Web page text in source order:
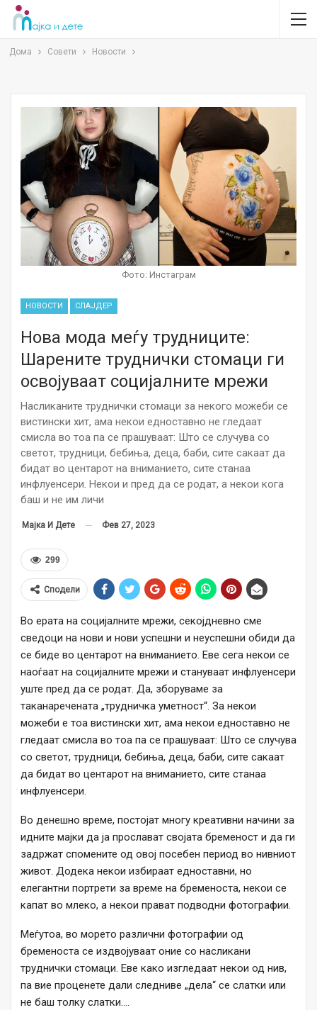
Дома Совети Новости
Фото: Инстаграм
НОВОСТИ СЛАЈДЕР
Нова мода меѓу трудниците:
Шарените труднички стомаци ги
освојуваат социјалните мрежи
Насликаните труднички стомаци за некого можеби се
вистински хит, ама некои едноставно не гледаат
смисла во тоа па се прашуваат: Што се случува со
светот, трудници, бебиња, деца, баби, сите сакаат да
бидат во центарот на вниманието, сите станаа
инфлуенсери. Некои и пред да се родат, а некои кога
баш и не им личи
Мајка И Дете Фев 27, 2023
299
Сподели
Во ерата на социјалните мрежи, секојдневно сме
сведоци на нови и нови успешни и неуспешни обиди да
се биде во центарот на вниманието. Еве сега некои се
наоѓаат на социјалните мрежи и стануваат инфлуенсери
уште пред да се родат. Да, зборуваме за
таканаречената „трудничка уметност“. За некои
можеби е тоа вистински хит, ама некои едноставно не
гледаат смисла во тоа па се прашуваат: Што се случува
со светот, трудници, бебиња, деца, баби, сите сакаат
да бидат во центарот на вниманието, сите станаа
инфлуенсери.
Во денешно време, постојат многу креативни начини за
идните мајки да ја прослават својата бременост и да ги
задржат спомените од овој посебен период во нивниот
живот. Додека некои избираат едноставни, но
елегантни портрети за време на бременоста, некои се
капат во млеко, а некои прават подводни фотографии.
Меѓутоа, во морето различни фотографии од
бременоста се издвојуваат оние со насликани
труднички стомаци. Еве како изгледаат некои од нив,
па вие проценете дали следниве „дела“ се слатки или
не баш толку слатки….